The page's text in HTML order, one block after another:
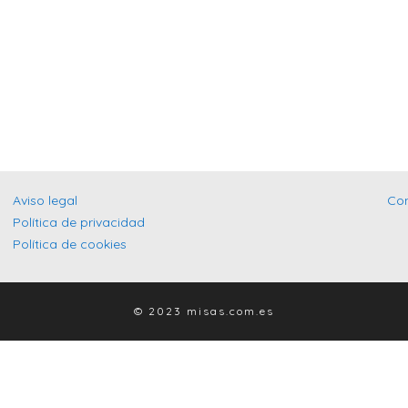
Aviso legal
Política de privacidad
Política de cookies
© 2023 misas.com.es